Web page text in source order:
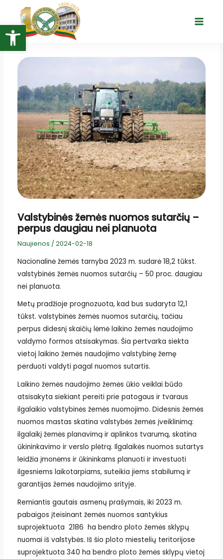
Open toolbar
turinio
Main
Valstybinės žemės nuomos sutarčių –
perpus daugiau nei planuota
Naujienos / 2024-02-18
Nacionalinė žemės tarnyba 2023 m. sudarė 18,2 tūkst.
valstybinės žemės nuomos sutarčių – 50 proc. daugiau
nei planuota.
Metų pradžioje prognozuota, kad bus sudaryta 12,1
tūkst. valstybinės žemės nuomos sutarčių, tačiau
perpus didesnį skaičių lėmė laikino žemės naudojimo
valdymo formos atsisakymas. Šia pertvarka siekta
vietoj laikino žemės naudojimo valstybinę žemę
perduoti valdyti pagal nuomos sutartis.
Laikino žemės naudojimo žemės ūkio veiklai būdo
atsisakyta siekiant pereiti prie patogaus ir tvaraus
ilgalaikio valstybinės žemės nuomojimo. Didesnis žemės
nuomos mastas skatina valstybės žemės įveiklinimą:
ilgalaikį žemės planavimą ir aplinkos tvarumą, skatina
ūkininkavimo ir verslo plėtrą. Ilgalaikės nuomos sutartys
leidžia įmonėms ir ūkininkams planuoti ir investuoti
ilgesniems laikotarpiams, suteikia jiems stabilumą ir
garantijas žemės naudojimo srityje.
Remiantis gautais asmenų prašymais, iki 2023 m.
pabaigos įteisinant žemės nuomos santykius
suprojektuota 2186 ha bendro ploto žemės sklypų
nuomai iš valstybės. Iš šio ploto miestelių teritorijose
suprojektuota 340 ha bendro ploto žemės sklypų vietoj